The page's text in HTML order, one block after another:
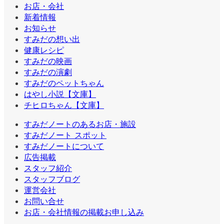
お店・会社
新着情報
お知らせ
すみだの想い出
健康レシピ
すみだの映画
すみだの演劇
すみだのペットちゃん
はやし小説【文庫】
チヒロちゃん【文庫】
すみだノートのあるお店・施設
すみだノート スポット
すみだノートについて
広告掲載
スタッフ紹介
スタッフブログ
運営会社
お問い合せ
お店・会社情報の掲載お申し込み